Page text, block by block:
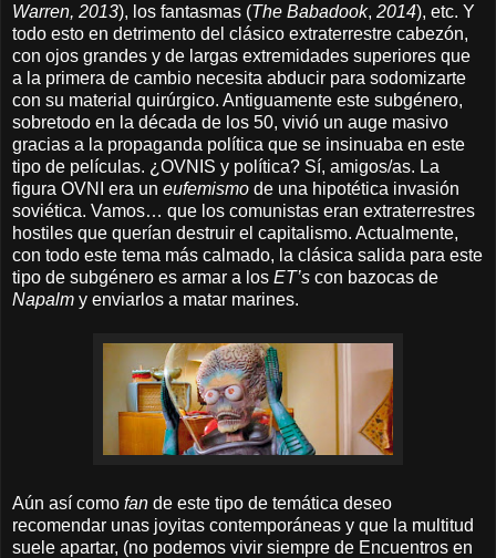
Warren, 2013), los fantasmas (The Babadook, 2014), etc. Y
todo esto en detrimento del clásico extraterrestre cabezón,
con ojos grandes y de largas extremidades superiores que
a la primera de cambio necesita abducir para sodomizarte
con su material quirúrgico. Antiguamente este subgénero,
sobretodo en la década de los 50, vivió un auge masivo
gracias a la propaganda política que se insinuaba en este
tipo de películas. ¿OVNIS y política? Sí, amigos/as. La
figura OVNI era un eufemismo de una hipotética invasión
soviética. Vamos… que los comunistas eran extraterrestres
hostiles que querían destruir el capitalismo. Actualmente,
con todo este tema más calmado, la clásica salida para este
tipo de subgénero es armar a los ET’s con bazocas de
Napalm y enviarlos a matar marines.
Aún así como fan de este tipo de temática deseo
recomendar unas joyitas contemporáneas y que la multitud
suele apartar, (no podemos vivir siempre de Encuentros en